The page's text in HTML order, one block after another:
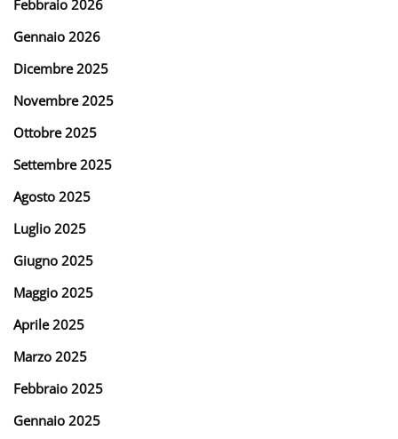
Febbraio 2026
Gennaio 2026
Dicembre 2025
Novembre 2025
Ottobre 2025
Settembre 2025
Agosto 2025
Luglio 2025
Giugno 2025
Maggio 2025
Aprile 2025
Marzo 2025
Febbraio 2025
Gennaio 2025